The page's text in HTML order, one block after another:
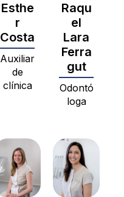
Esthe
r
Costa
Auxiliar
de
clínica
Raqu
el
Lara
Ferra
gut
Odontó
loga